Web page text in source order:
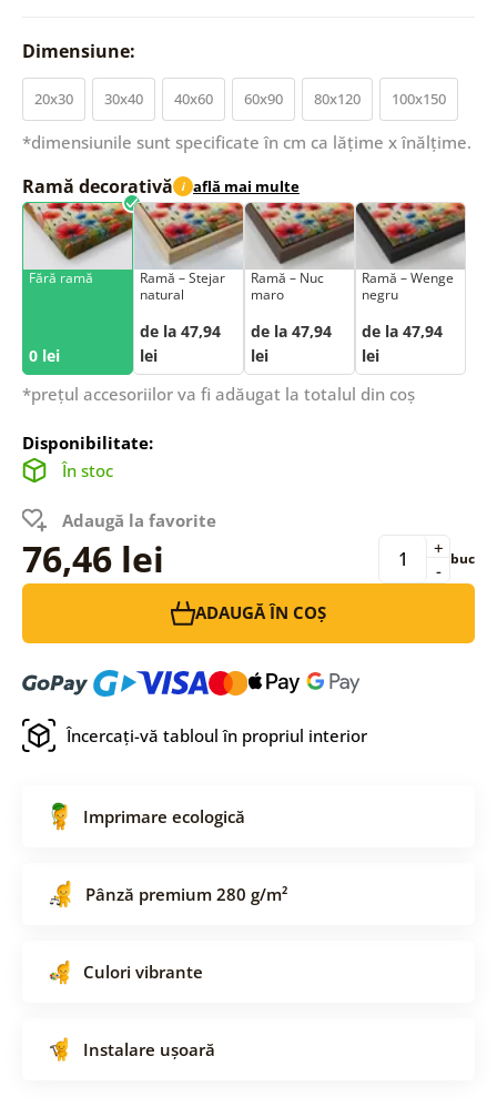
Dimensiune:
20x30 30x40 40x60 60x90 80x120 100x150
*dimensiunile sunt specificate în cm ca lățime x înălțime.
Ramă decorativă i află mai multe
Fără ramă
0 lei
Ramă – Stejar
natural
de la 47,94
lei
Ramă – Nuc
maro
de la 47,94
lei
Ramă – Wenge
negru
de la 47,94
lei
*prețul accesoriilor va fi adăugat la totalul din coș
Disponibilitate:
În stoc
Adaugă la favorite
76,46 lei -
+ buc
ADAUGĂ ÎN COȘ
Încercați-vă tabloul în propriul interior
Imprimare ecologică
Pânză premium 280 g/m²
Culori vibrante
Instalare ușoară